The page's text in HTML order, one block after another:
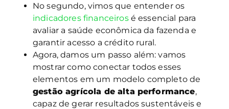
No segundo, vimos que entender os
indicadores financeirosé essencial para
avaliar a saúde econômica da fazenda e
garantir acesso a crédito rural.
Agora, damos um passo além: vamos
mostrar como conectar todos esses
elementos em um modelo completo de
gestão agrícola de alta performance,
capaz de gerar resultados sustentáveis e